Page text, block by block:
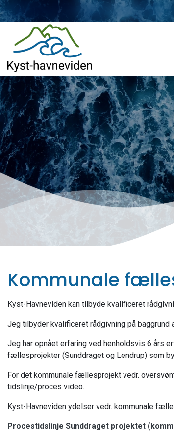
Gå
til
hovedindhold
Kommunale
Kyst-Havneviden kan tilbyde kvalificeret
Jeg tilbyder kvalificeret rådgivning på
Jeg har opnået erfaring ved henholdsvis 6 års
fællesprojekter (Sunddraget og Lendrup) som
For det kommunale fællesprojekt vedr.
tidslinje/proces video.
Kyst-Havneviden ydelser vedr. kommunale
Procestidslinje Sunddraget projektet